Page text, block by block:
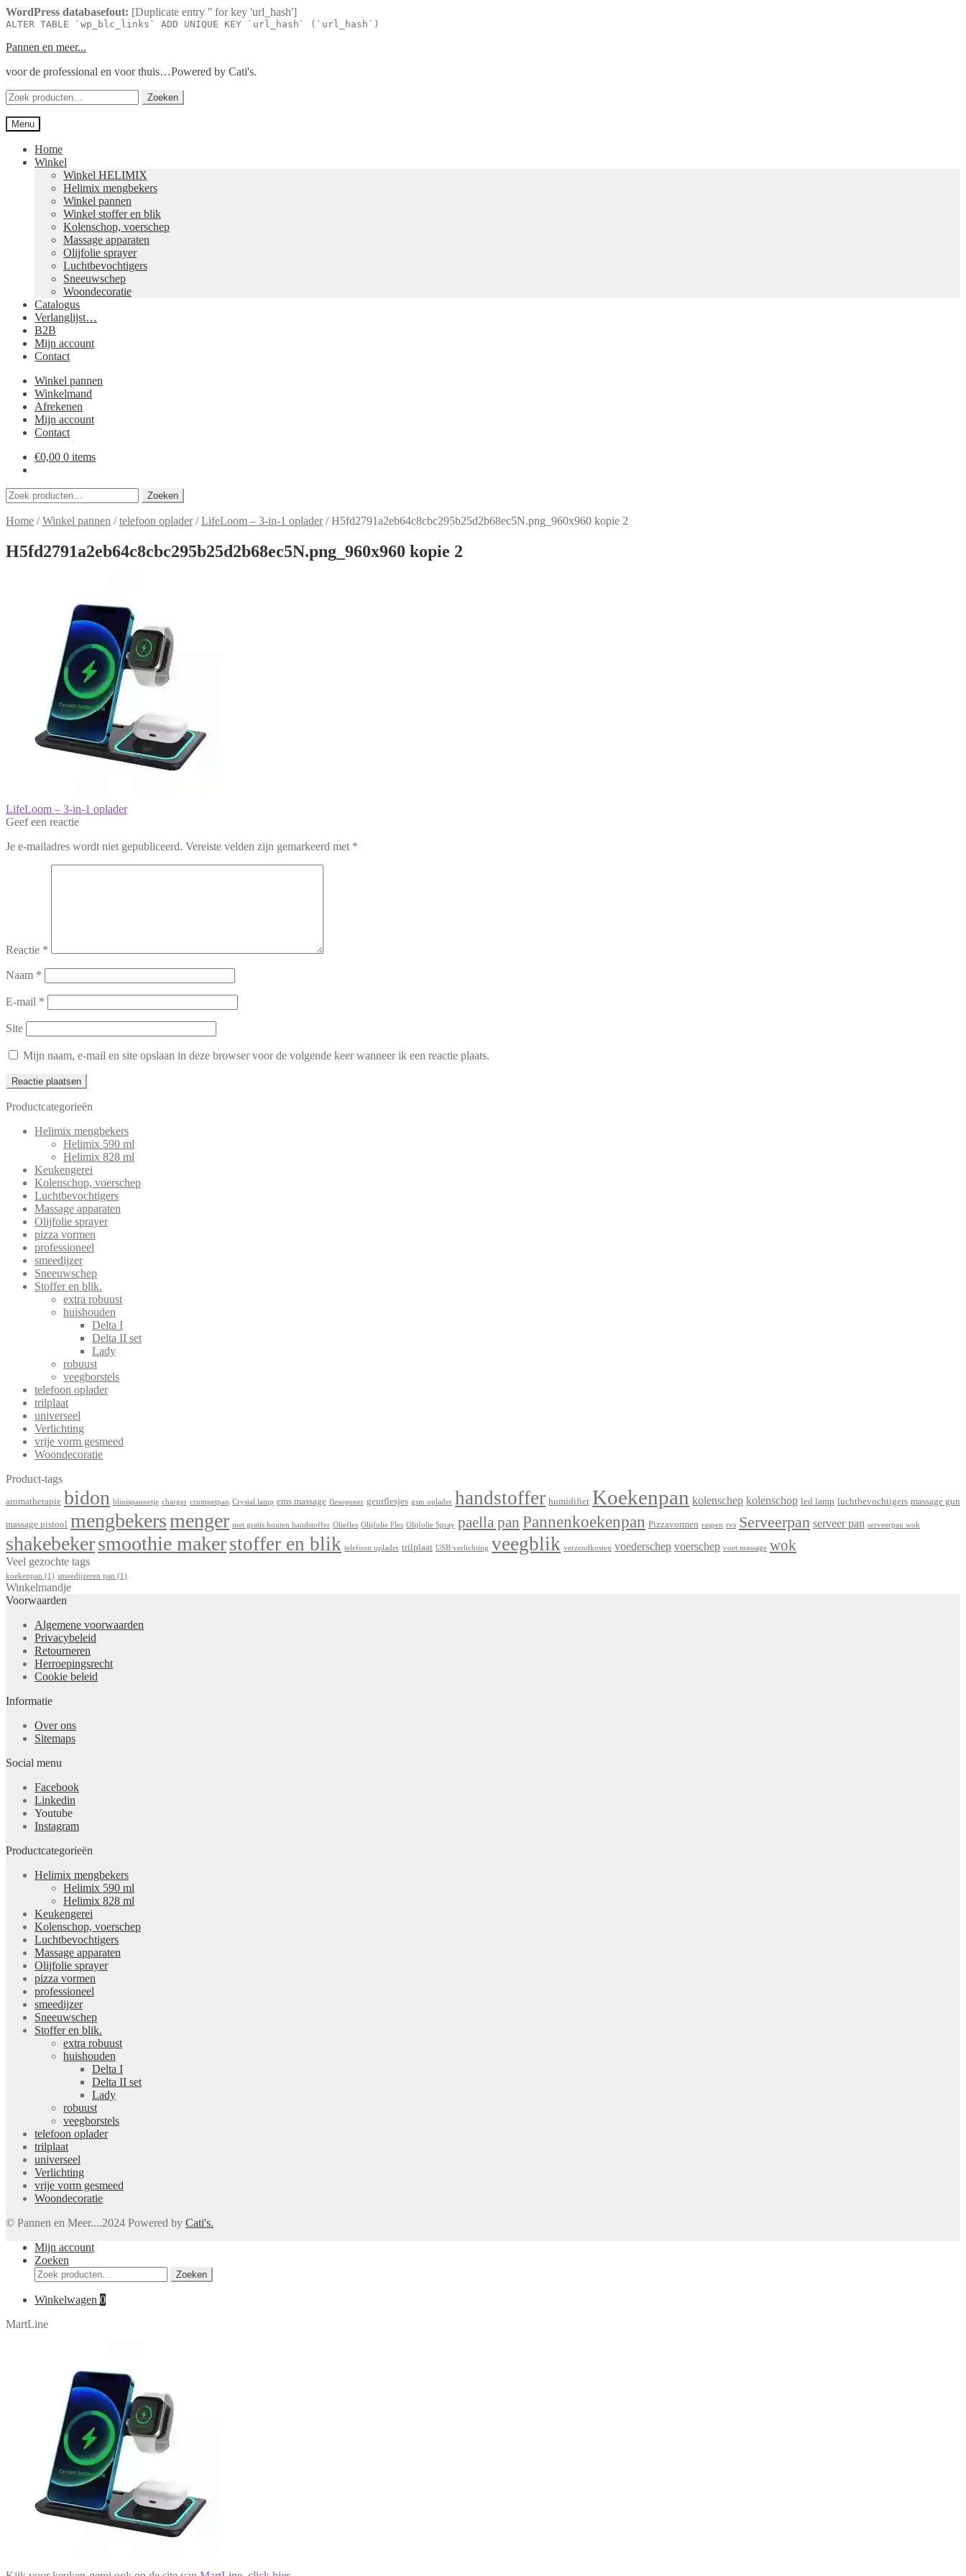
WordPress databasefout: [Duplicate entry '' for key 'url_hash']
ALTER TABLE `wp_blc_links` ADD UNIQUE KEY `url_hash` (`url_hash`)
Ga
naar
Ga
de
Pannen en meer...
voor de professional en voor thuis…Powered by Cati's.
Zoeken
naar:
Zoeken
Menu
Home
Winkel
Winkel HELIMIX
Helimix mengbekers
Winkel pannen
Winkel stoffer en blik
Kolenschop, voerschep
Massage apparaten
Olijfolie sprayer
Luchtbevochtigers
Sneeuwschep
Woondecoratie
Catalogus
Verlanglijst…
B2B
Mijn account
Contact
Winkel pannen
Winkelmand
Afrekenen
Mijn account
Contact
€0,00 0 items
Zoeken
naar:
Zoeken
Home /Winkel pannen /telefoon oplader/LifeLoom – 3-in-1 oplader/H5fd2791a2eb64c8cbc295b25d2b68ec5N.png_960x960 kopie 2
H5fd2791a2eb64c8cbc295b25d2b68ec5N.png_960x960 kopie 2
Bericht
navigatie
Vorig
bericht:
LifeLoom – 3-in-1 oplader
Geef een reactie
Je e-mailadres wordt niet gepubliceerd. Vereiste velden zijn gemarkeerd met *
Reactie *
Naam *
E-mail *
Site
Mijn naam, e-mail en site opslaan in deze browser voor de volgende keer wanneer ik een reactie plaats.
Productcategorieën
Helimix mengbekers
Helimix 590 ml
Helimix 828 ml
Keukengerei
Kolenschop, voerschep
Luchtbevochtigers
Massage apparaten
Olijfolie sprayer
pizza vormen
professioneel
smeedijzer
Sneeuwschep
Stoffer en blik.
extra robuust
huishouden
Delta I
Delta II set
Lady
robuust
veegborstels
telefoon oplader
trilplaat
universeel
Verlichting
vrije vorm gesmeed
Woondecoratie
Product-tags
aromatherapie bidon blinispannetje charger crumpetpan Crystal lamp ems massage flesopener geurflesjes gsm oplader handstoffer humidifier Koekenpan kolenschep kolenschop led lamp luchtbevochtigers massage gun
massage pistool mengbekersmenger met gratis houten handstoffer Oliefles Olijfolie Fles Olijfolie Spray paella pan Pannenkoekenpan Pizzavormen raspen rvs Serveerpan serveer pan serveerpan wok
shakebekersmoothie makerstoffer en blik telefoon oplader trilplaat USB verlichting veegblik verzendkosten voederschep voerschep voet massage wok
Veel gezochte tags
koekenpan (1) smeedijzeren pan (1)
Winkelmandje
Voorwaarden
Algemene voorwaarden
Privacybeleid
Retourneren
Herroepingsrecht
Cookie beleid
Informatie
Over ons
Sitemaps
Social menu
Facebook
Linkedin
Youtube
Instagram
Productcategorieën
Helimix mengbekers
Helimix 590 ml
Helimix 828 ml
Keukengerei
Kolenschop, voerschep
Luchtbevochtigers
Massage apparaten
Olijfolie sprayer
pizza vormen
professioneel
smeedijzer
Sneeuwschep
Stoffer en blik.
extra robuust
huishouden
Delta I
Delta II set
Lady
robuust
veegborstels
telefoon oplader
trilplaat
universeel
Verlichting
vrije vorm gesmeed
Woondecoratie
© Pannen en Meer....2024 Powered by Cati's.
Mijn account
Zoeken
Zoeken
naar:
Zoeken
Winkelwagen 0
MartLine